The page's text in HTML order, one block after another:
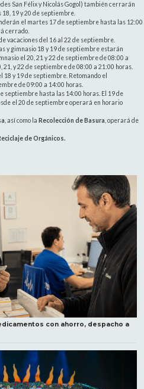
San Félix y Nicolás Gogol) también cerrarán
19 y 20 de septiembre.
el martes 17 de septiembre hasta las 12:00
cerrado.
vacaciones del 16 al 22 de septiembre.
y gimnasio 18 y 19 de septiembre estarán
el 20, 21 y 22 de septiembre de 08:00 a
21, y 22 de septiembre de 08:00 a 21:00 horas.
18 y 19 de septiembre. Retomando el
de 09:00 a 14:00 horas.
septiembre hasta las 14:00 horas. El 19 de
el 20 de septiembre operará en horario
, así como la Recolección de Basura , operará de
de Orgánicos.
con ahorro, despacho a